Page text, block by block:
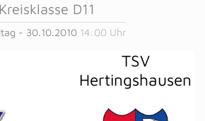
Kreisklasse D11
- 30.10.2010 14:00 Uhr
TSV
Hertingshausen